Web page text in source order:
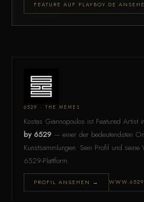
FEATURE AUF PLAYBOY.DE
6529 · THE MEMES
Kostas Giannopoulos ist Featured Artist
by 6529 — einer der bedeutendsten
Kunstsammlungen. Sein Profil und
6529-Plattform.
PROFIL ANSEHEN →